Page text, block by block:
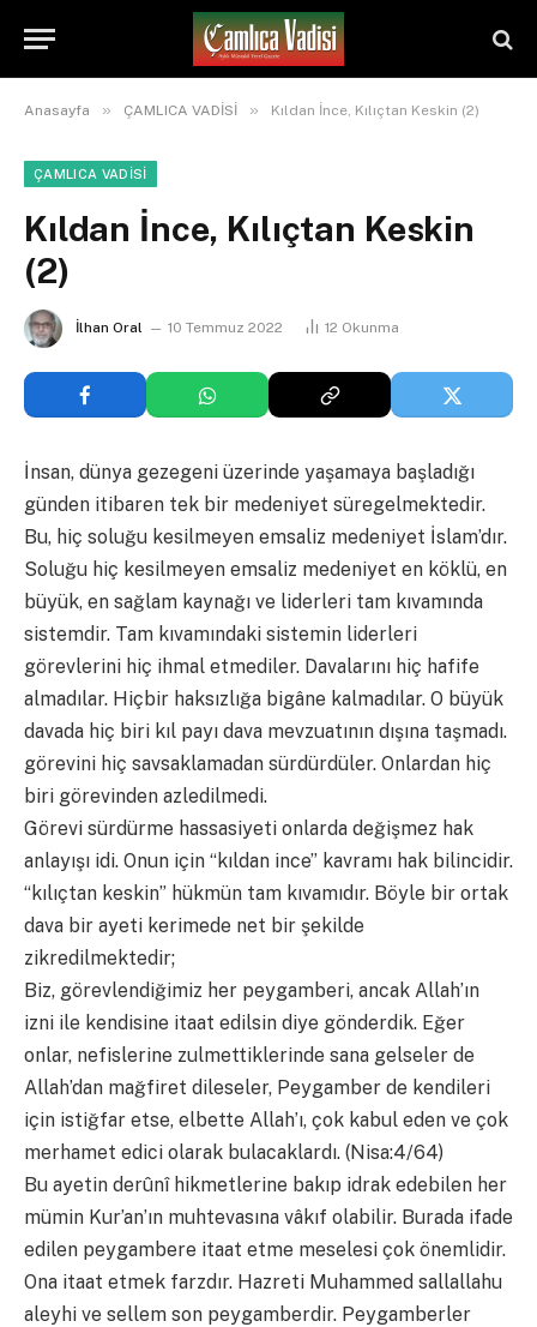
Anasayfa » ÇAMLICA VADİSİ » Kıldan İnce, Kılıçtan Keskin (2)
ÇAMLICA VADİSİ
Kıldan İnce, Kılıçtan Keskin
(2)
İlhan Oral 10 Temmuz 2022 12 Okunma
İnsan, dünya gezegeni üzerinde yaşamaya başladığı
günden itibaren tek bir medeniyet süregelmektedir.
Bu, hiç soluğu kesilmeyen emsaliz medeniyet İslam’dır.
Soluğu hiç kesilmeyen emsaliz medeniyet en köklü, en
büyük, en sağlam kaynağı ve liderleri tam kıvamında
sistemdir. Tam kıvamındaki sistemin liderleri
görevlerini hiç ihmal etmediler. Davalarını hiç hafife
almadılar. Hiçbir haksızlığa bigâne kalmadılar. O büyük
davada hiç biri kıl payı dava mevzuatının dışına taşmadı.
görevini hiç savsaklamadan sürdürdüler. Onlardan hiç
biri görevinden azledilmedi.
Görevi sürdürme hassasiyeti onlarda değişmez hak
anlayışı idi. Onun için “kıldan ince” kavramı hak bilincidir.
“kılıçtan keskin” hükmün tam kıvamıdır. Böyle bir ortak
dava bir ayeti kerimede net bir şekilde
zikredilmektedir;
Biz, görevlendiğimiz her peygamberi, ancak Allah’ın
izni ile kendisine itaat edilsin diye gönderdik. Eğer
onlar, nefislerine zulmettiklerinde sana gelseler de
Allah’dan mağfiret dileseler, Peygamber de kendileri
için istiğfar etse, elbette Allah’ı, çok kabul eden ve çok
merhamet edici olarak bulacaklardı. (Nisa:4/64)
Bu ayetin derûnî hikmetlerine bakıp idrak edebilen her
mümin Kur’an’ın muhtevasına vâkıf olabilir. Burada ifade
edilen peygambere itaat etme meselesi çok önemlidir.
Ona itaat etmek farzdır. Hazreti Muhammed sallallahu
aleyhi ve sellem son peygamberdir. Peygamberler